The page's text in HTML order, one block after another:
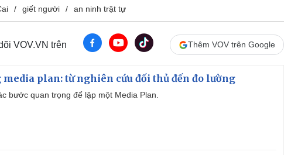
giết người an ninh trật tự
VOV.VN trên Thêm VOV trên Google
media plan: từ nghiên cứu đối thủ đến đo lường
bước quan trọng để lập một Media Plan.